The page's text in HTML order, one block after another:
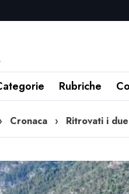
Rubriche
› Cronaca › Ritrovati i